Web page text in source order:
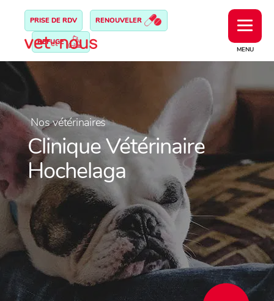
MENU
PRISE DE RDV RENOUVELER
REFUGE
Nos vétérinaires
Clinique Vétérinaire
Hochelaga